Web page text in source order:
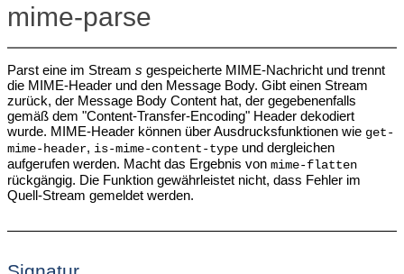
mime-parse
Parst eine im Stream s gespeicherte MIME-Nachricht und trennt
die MIME-Header und den Message Body. Gibt einen Stream
zurück, der Message Body Content hat, der gegebenenfalls
gemäß dem "Content-Transfer-Encoding" Header dekodiert
wurde. MIME-Header können über Ausdrucksfunktionen wie get-
mime-header, is-mime-content-typeund dergleichen
aufgerufen werden. Macht das Ergebnis von mime-flatten
rückgängig. Die Funktion gewährleistet nicht, dass Fehler im
Quell-Stream gemeldet werden.